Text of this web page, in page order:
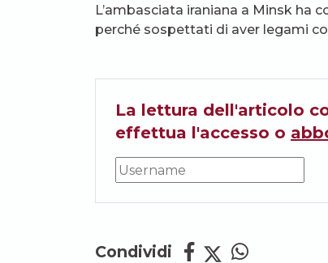
L’ambasciata iraniana a Minsk
perché sospettati di aver legami
La lettura dell'articolo
effettua l'accesso o
Condividi